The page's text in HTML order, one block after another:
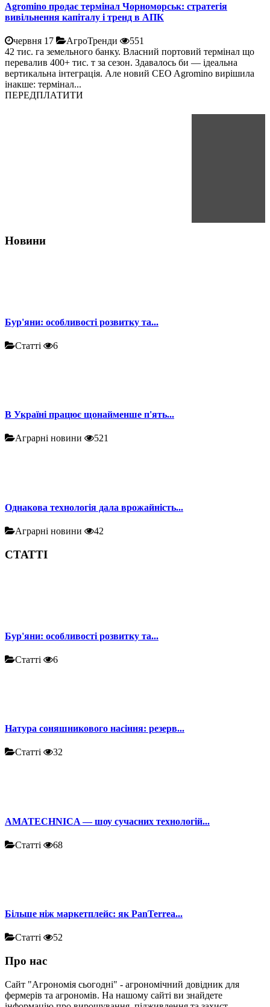
Agromino продає термінал Чорноморськ: стратегія
вивільнення капіталу і тренд в АПК
червня 17 АгроТренди
551
42 тис. га земельного банку. Власний портовий термінал що
перевалив 400+ тис. т за сезон. Здавалось би — ідеальна
вертикальна інтеграція. Але новий CEO Agromino вирішила
інакше: термінал...
ПЕРЕДПЛАТИТИ
Новини
Бур'яни: особливості розвитку та...
Статті 6
В Україні працює щонайменше п'ять...
Аграрні новини 521
Однакова технологія дала врожайність...
Аграрні новини 42
СТАТТІ
Бур'яни: особливості розвитку та...
Статті 6
Натура соняшникового насіння: резерв...
Статті 32
AMATECHNICA — шоу сучасних технологій...
Статті 68
Більше ніж маркетплейс: як PanTerrea...
Статті 52
Про нас
Сайт "Агрономія сьогодні" - агрономічний довідник для
фермерів та агрономів. На нашому сайті ви знайдете